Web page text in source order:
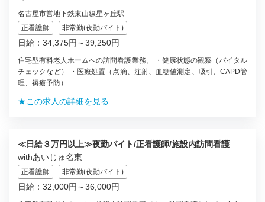
名古屋市営地下鉄東山線星ヶ丘駅
正看護師
非常勤(夜勤バイト)
日給：34,375円～39,250円
住宅型有料老人ホームへの訪問看護業務。 ・健康状態の観察（バイタル
チェックなど） ・医療処置（点滴、注射、血糖値測定、吸引、CAPD管
理、褥瘡予防） ...
★この求人の詳細を見る
≪日給３万円以上≫夜勤バイト/正看護師/施設内訪問看護
withあいじゅ名東
正看護師 非常勤(夜勤バイト)
日給：32,000円～36,000円